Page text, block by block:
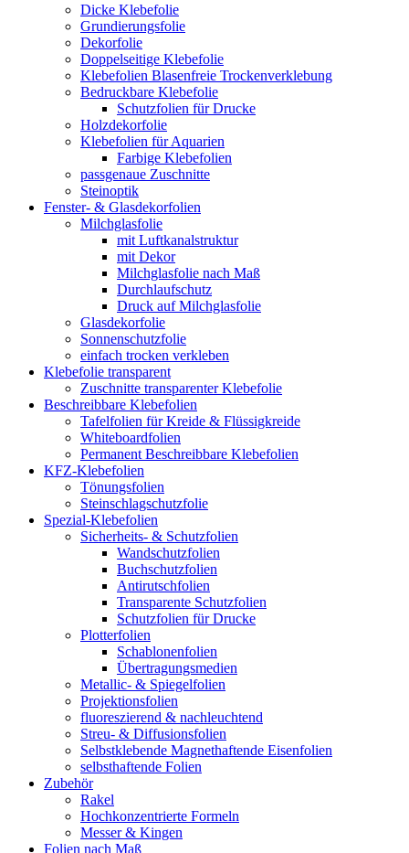
Dicke Klebefolie
Grundierungsfolie
Dekorfolie
Doppelseitige Klebefolie
Klebefolien Blasenfreie Trockenverklebung
Bedruckbare Klebefolie
Schutzfolien für Drucke
Holzdekorfolie
Klebefolien für Aquarien
Farbige Klebefolien
passgenaue Zuschnitte
Steinoptik
Fenster- & Glasdekorfolien
Milchglasfolie
mit Luftkanalstruktur
mit Dekor
Milchglasfolie nach Maß
Durchlaufschutz
Druck auf Milchglasfolie
Glasdekorfolie
Sonnenschutzfolie
einfach trocken verkleben
Klebefolie transparent
Zuschnitte transparenter Klebefolie
Beschreibbare Klebefolien
Tafelfolien für Kreide & Flüssigkreide
Whiteboardfolien
Permanent Beschreibbare Klebefolien
KFZ-Klebefolien
Tönungsfolien
Steinschlagschutzfolie
Spezial-Klebefolien
Sicherheits- & Schutzfolien
Wandschutzfolien
Buchschutzfolien
Antirutschfolien
Transparente Schutzfolien
Schutzfolien für Drucke
Plotterfolien
Schablonenfolien
Übertragungsmedien
Metallic- & Spiegelfolien
Projektionsfolien
fluoreszierend & nachleuchtend
Streu- & Diffusionsfolien
Selbstklebende Magnethaftende Eisenfolien
selbsthaftende Folien
Zubehör
Rakel
Hochkonzentrierte Formeln
Messer & Kingen
Folien nach Maß